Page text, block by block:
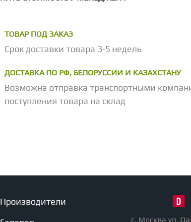
ТОВАР ПОД ЗАКАЗ
Срок доставки товара 3-5 недель
ДОСТАВКА ПО РФ, БЕЛОРУССИИ И КАЗАХСТАНУ
Возможна отправка транспортными
поступления товара на склад
Производители
г. Москва ул.